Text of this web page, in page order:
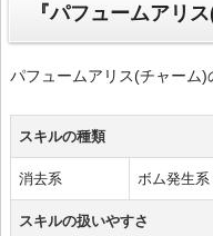
『パフュームアリ
パフュームアリス(チャーム)
スキルの種類
消去系 ボム発生系
スキルの扱いやすさ